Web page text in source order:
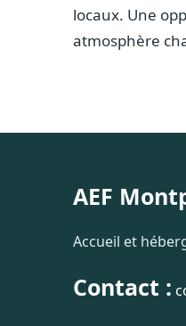
locaux. Une
atmosphère
AEF
Accueil et
Contact :